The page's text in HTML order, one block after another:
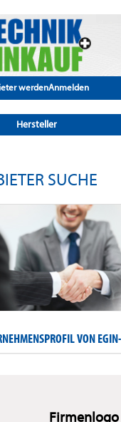
werdenAnmelden
Hersteller
SUCHE
VON
Firmenlogo